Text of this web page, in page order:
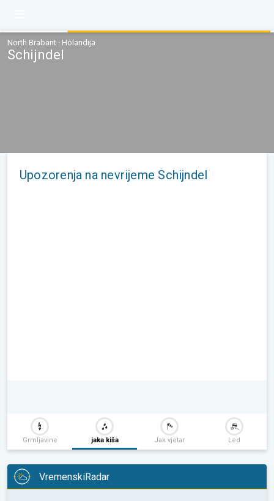
North Brabant · Holandija
Schijndel
Upozorenja na nevrijeme Schijndel
Grmljavine jaka kiša Jak vjetar Led
VremenskiRadar